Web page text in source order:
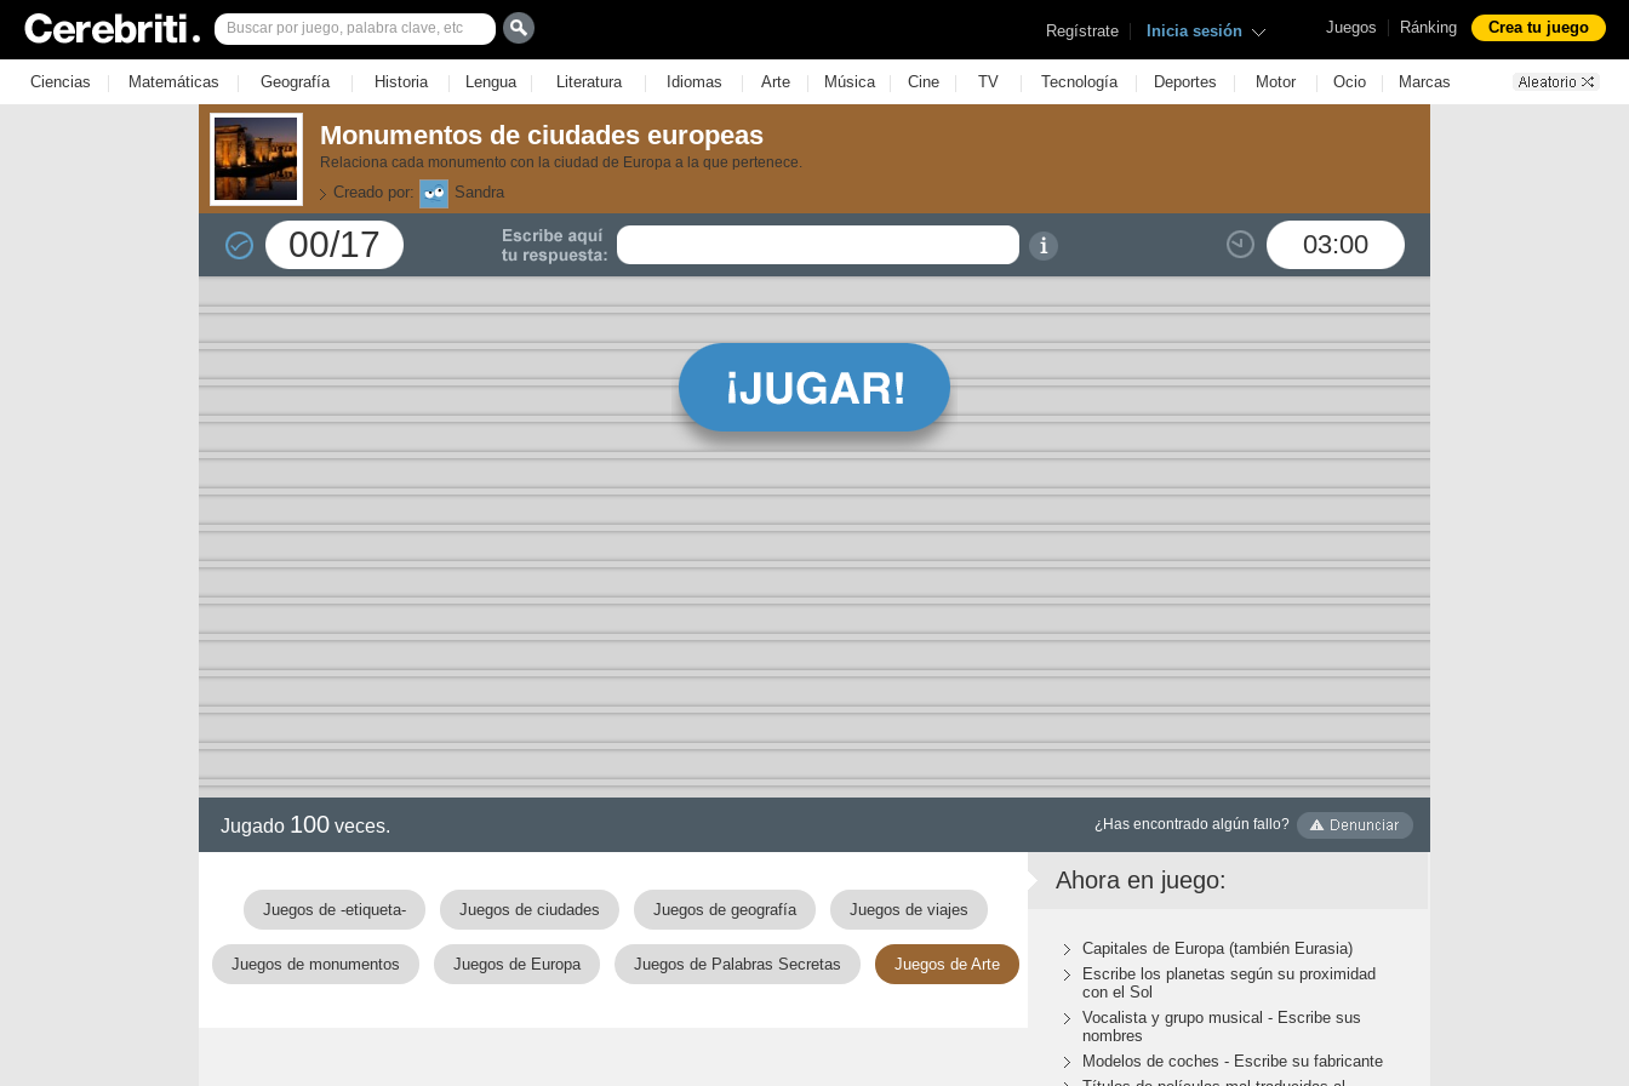
Juegos | Ránking Crea tu juego
Regístrate | Inicia sesión
Ciencias | Matemáticas | Geografía | Historia | Lengua | Literatura | Idiomas | Arte | Música | Cine | TV | Tecnología | Deportes | Motor | Ocio | Marcas
Monumentos de ciudades europeas
Relaciona cada monumento con la ciudad de Europa a la que pertenece.
Creado por: Sandra
00/17 03:00
Jugado 100 veces. ¿Has encontrado algún fallo?
Juegos de -etiqueta- Juegos de ciudades Juegos de geografía Juegos de viajes
Juegos de monumentos Juegos de Europa Juegos de Palabras Secretas Juegos de Arte
Ahora en juego:
Capitales de Europa (también Eurasia)
Escribe los planetas según su proximidad
con el Sol
Vocalista y grupo musical - Escribe sus
nombres
Modelos de coches - Escribe su fabricante